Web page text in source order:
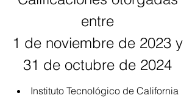
entre
1 de noviembre de 2023 y
31 de octubre de 2024
Instituto Tecnológico de California